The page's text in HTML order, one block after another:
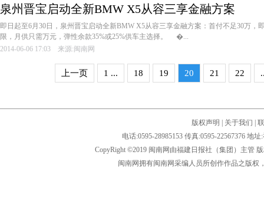
泉州晋宝启动全新BMW X5从容三享金融方案
即日起至6月30日，泉州晋宝启动全新BMW X5从容三享金融方案：首付不足30万，
限，月供只需万元，弹性余款35%或25%供车主选择。 �...
2014-06-06 17:03 来源:闽南网
上一页 1 ... 18 19 20 21 22
版权声明 关于我们
电话:0595-28985153 传真:0595-22567376 地
CopyRight ©2019 闽南网由福建日报社（集团）主管
闽南网拥有闽南网采编人员所创作作品之版